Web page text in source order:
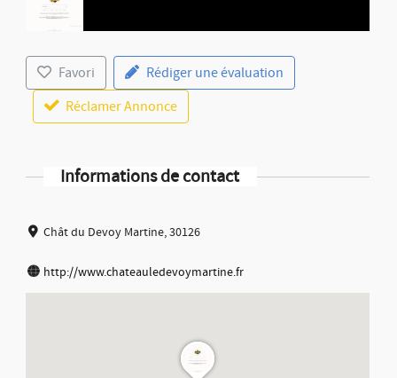
Favori
Rédiger une évaluation
Réclamer Annonce
Informations de contact
Chât du Devoy Martine, 30126
http://www.chateauledevoymartine.fr